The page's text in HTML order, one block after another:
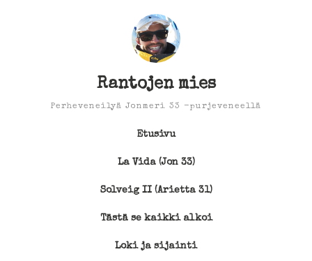
Rantojen mies
Perheveneilyä Jonmeri 33 -purjeveneellä
Etusivu
La Vida (Jon 33)
Solveig II (Arietta 31)
Tästä se kaikki alkoi
Loki ja sijainti